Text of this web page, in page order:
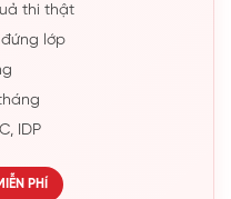
thi thật
đứng lớp
IDP
PHÍ